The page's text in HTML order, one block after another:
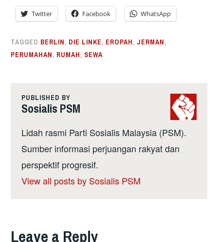
Twitter Facebook WhatsApp
TAGGED BERLIN, DIE LINKE, EROPAH, JERMAN,
PERUMAHAN, RUMAH, SEWA
PUBLISHED BY
Sosialis PSM
Lidah rasmi Parti Sosialis Malaysia (PSM).
Sumber informasi perjuangan rakyat dan
perspektif progresif.
View all posts by Sosialis PSM
Leave a Reply